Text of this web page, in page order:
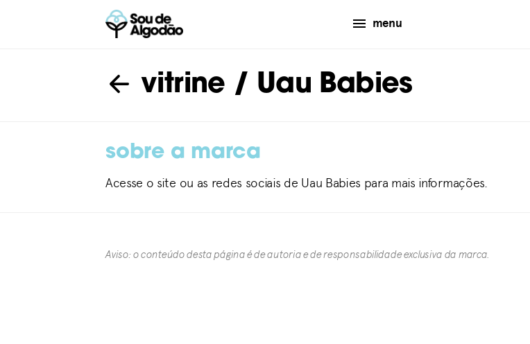
menu
vitrine / Uau Babies
sobre a marca
Acesse o site ou as redes sociais de Uau Babies para mais informações.
Aviso: o conteúdo desta página é de autoria e de responsabilidade exclusiva da marca.​